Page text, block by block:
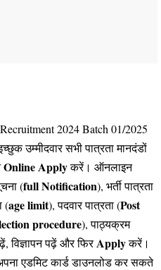
2024 Batch 01/2025
उम्मीदवार सभी पात्रता मानदंडों
Online Applyकरें। ऑनलाइन
(full Notification), भर्ती पात्रता
(age limit), पदवार पात्रता (Post
procedure), पाठ्यक्रम
विज्ञापन पढ़ें और फिरApplyकरें।
एडमिट कार्ड डाउनलोड कर सकते